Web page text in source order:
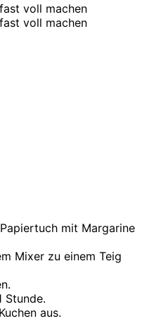
voll machen
voll machen
mit Margarine
Mixer zu einem Teig
Stunde.
aus.